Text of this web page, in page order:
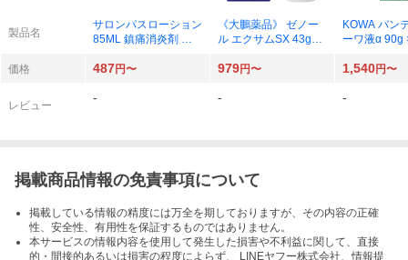
製品名
サロンパスローション
85ML 鎮痛消炎剤 第3
《大鵬薬品》 ゼノー
ル エクサムSX 43g
用消炎鎮痛薬)
KOWA バン
ーワ液α 90g
価格 487円〜 979円〜 1,540円〜
レビュー
- - -
掲載商品情報の免責事項について
掲載している情報の精度には万全を期しておりますが、その内容の正確
性、安全性、有用性を保証するものではありません。
本サービスの情報内容を使用して発生した損害や不利益に関して、直接
的・間接的あるいは損害の程度によらず、 LINEヤフー株式会社、情報提